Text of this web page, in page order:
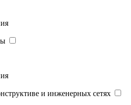
и инженерных сетях